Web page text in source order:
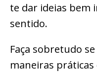
te dar ideias bem
sentido.
Faça sobretudo
maneiras